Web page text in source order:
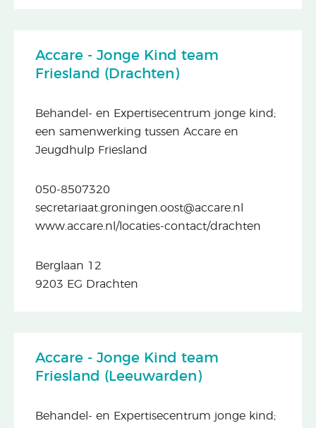
Accare - Jonge Kind team
Friesland (Drachten)
Behandel- en Expertisecentrum jonge kind;
een samenwerking tussen Accare en
Jeugdhulp Friesland
050-8507320
secretariaat.groningen.oost@accare.nl
www.accare.nl/locaties-contact/drachten
Berglaan 12
9203 EG Drachten
Accare - Jonge Kind team
Friesland (Leeuwarden)
Behandel- en Expertisecentrum jonge kind;